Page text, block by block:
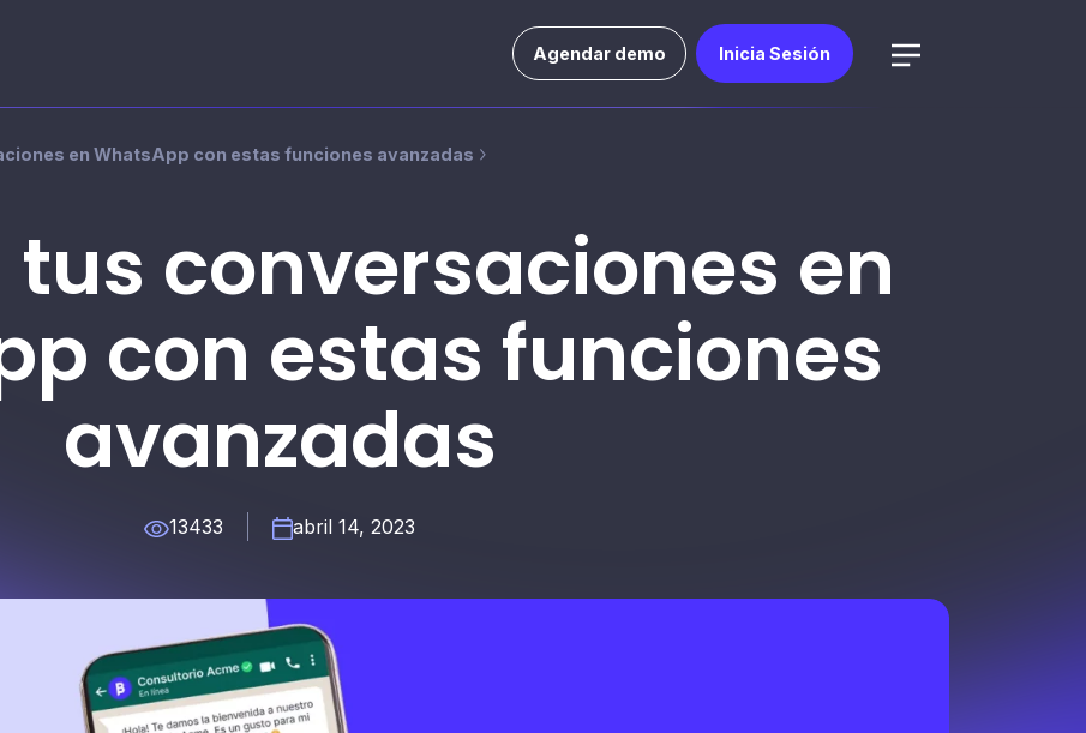
Agendar demo Inicia Sesión
en WhatsApp con estas funciones avanzadas
tus conversaciones en
con estas funciones
avanzadas
13433 abril 14, 2023